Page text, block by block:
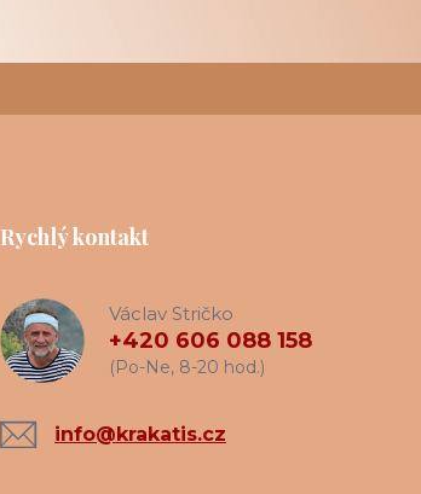
Rychlý kontakt
Václav Stričko
+420 606 088 158
(Po-Ne, 8-20 hod.)
info@krakatis.cz